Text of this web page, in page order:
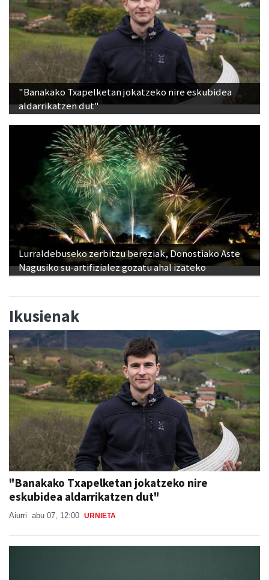
"Banakako Txapelketan jokatzeko nire eskubidea
aldarrikatzen dut"
Lurraldebuseko zerbitzu bereziak, Donostiako Aste
Nagusiko su-artifizialez gozatu ahal izateko
Ikusienak
"Banakako Txapelketan jokatzeko nire
eskubidea aldarrikatzen dut"
Aiurri abu 07, 12:00 URNIETA